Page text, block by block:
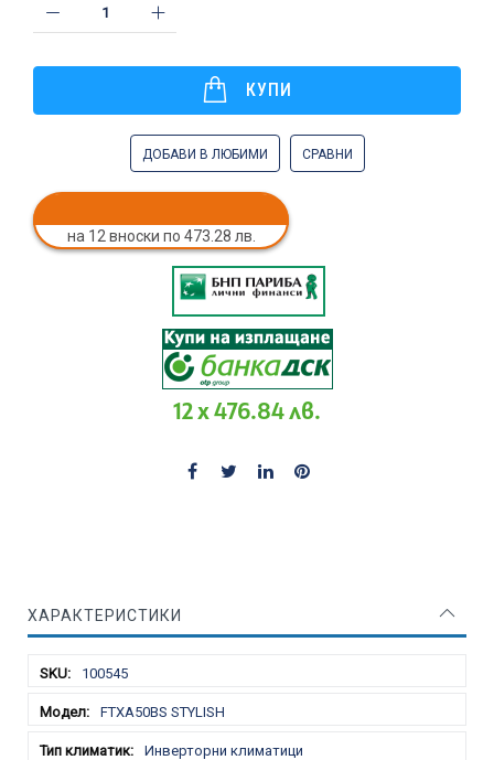
КУПИ
ДОБАВИ В ЛЮБИМИ СРАВНИ
на 12 вноски по 473.28 лв.
12 x 476.84 лв.
ХАРАКТЕРИСТИКИ
100545
FTXA50BS STYLISH
Инверторни климатици